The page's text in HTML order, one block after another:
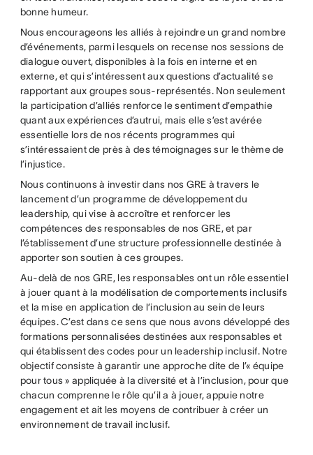
bonne humeur.
Nous encourageons les alliés à rejoindre un grand nombre
d’événements, parmi lesquels on recense nos sessions de
dialogue ouvert, disponibles à la fois en interne et en
externe, et qui s’intéressent aux questions d’actualité se
rapportant aux groupes sous-représentés. Non seulement
la participation d’alliés renforce le sentiment d’empathie
quant aux expériences d’autrui, mais elle s’est avérée
essentielle lors de nos récents programmes qui
s’intéressaient de près à des témoignages sur le thème de
l’injustice.
Nous continuons à investir dans nos GRE à travers le
lancement d’un programme de développement du
leadership, qui vise à accroître et renforcer les
compétences des responsables de nos GRE, et par
l’établissement d’une structure professionnelle destinée à
apporter son soutien à ces groupes.
Au-delà de nos GRE, les responsables ont un rôle essentiel
à jouer quant à la modélisation de comportements inclusifs
et la mise en application de l’inclusion au sein de leurs
équipes. C’est dans ce sens que nous avons développé des
formations personnalisées destinées aux responsables et
qui établissent des codes pour un leadership inclusif. Notre
objectif consiste à garantir une approche dite de l’« équipe
pour tous » appliquée à la diversité et à l’inclusion, pour que
chacun comprenne le rôle qu’il a à jouer, appuie notre
engagement et ait les moyens de contribuer à créer un
environnement de travail inclusif.